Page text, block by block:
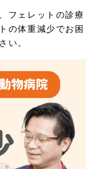
フェレットの診療
の体重減少でお困
い。